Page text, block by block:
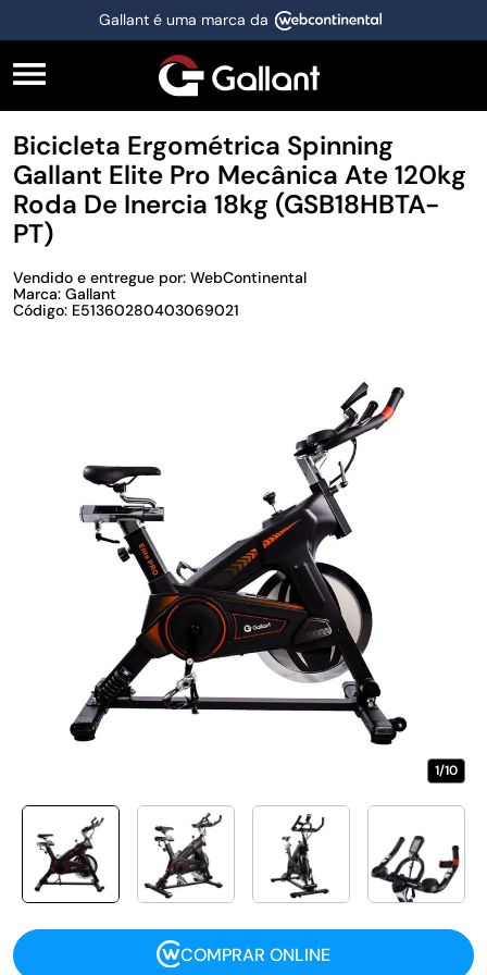
Gallant é uma marca da
Bicicleta Ergométrica Spinning
Gallant Elite Pro Mecânica Ate 120kg
Roda De Inercia 18kg (GSB18HBTA-
PT)
Vendido e entregue por: WebContinental
Marca: Gallant
Código: E51360280403069021
1/10
COMPRAR ONLINE